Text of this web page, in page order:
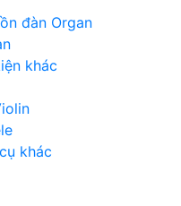
đàn Organ
khác
khác